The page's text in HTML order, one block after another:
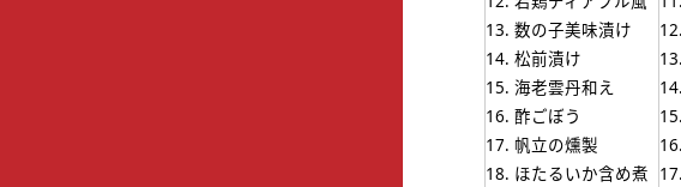
数の子美味漬け
松前漬け
海老雲丹和え
酢ごぼう
帆立の燻製
ほたるいか含め煮